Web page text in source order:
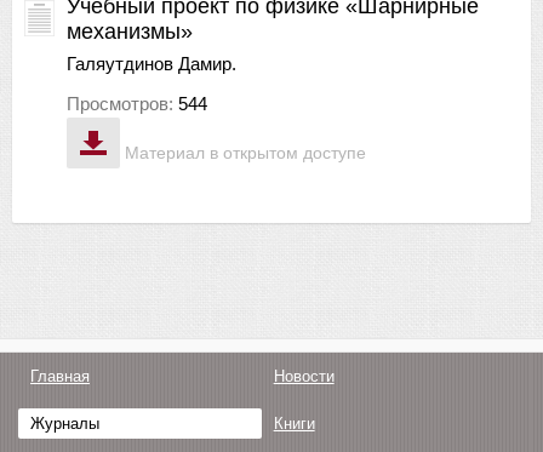
Материал в открытом доступе
Учебный проект по физике «Шарнирные
механизмы»
Галяутдинов Дамир.
Просмотров: 544
Главная Новости
Журналы Книги